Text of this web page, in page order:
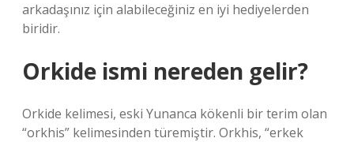
arkadaşınız için alabileceğiniz en iyi hediyelerden
biridir.
Orkide ismi nereden gelir?
Orkide kelimesi, eski Yunanca kökenli bir terim olan
“orkhis” kelimesinden türemiştir. Orkhis, “erkek